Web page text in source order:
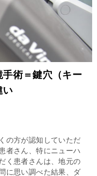
術＝鍵穴（キー
い
の方が認知していただ
者さん、特にニューハ
く患者さんは、地元の
に思い調べた結果、ダ